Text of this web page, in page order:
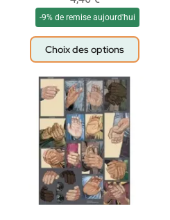
-9% de remise aujourd'hui
Choix des options